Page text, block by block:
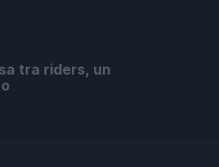
tra riders, un